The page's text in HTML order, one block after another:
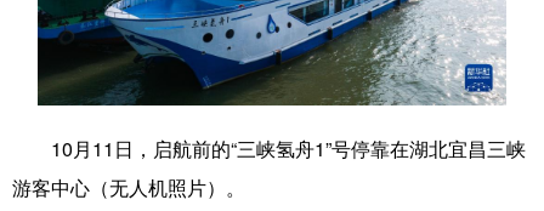
食品 人居 信息化 数字经济
学术中国 乡村振兴 银龄 溯源中国
彩票 娱乐 时尚 悦读
10月11日，启航前的“三峡氢舟1”号停靠在湖北宜昌三峡
游客中心（无人机照片）。